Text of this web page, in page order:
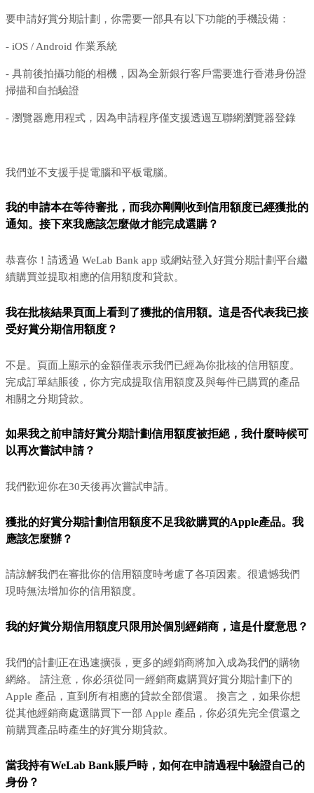
要申請好賞分期計劃，你需要一部具有以下功能的手機設備：
- iOS / Android 作業系統
- 具前後拍攝功能的相機，因為全新銀行客戶需要進行香港身份證
掃描和自拍驗證
- 瀏覽器應用程式，因為申請程序僅支援透過互聯網瀏覽器登錄
我們並不支援手提電腦和平板電腦。
我的申請本在等待審批，而我亦剛剛收到信用額度已經獲批的
通知。接下來我應該怎麼做才能完成選購？
恭喜你！請透過 WeLab Bank app 或網站登入好賞分期計劃平台繼
續購買並提取相應的信用額度和貸款。
我在批核結果頁面上看到了獲批的信用額。這是否代表我已接
受好賞分期信用額度？
不是。頁面上顯示的金額僅表示我們已經為你批核的信用額度。
完成訂單結賬後，你方完成提取信用額度及與每件已購買的產品
相關之分期貸款。
如果我之前申請好賞分期計劃信用額度被拒絕，我什麼時候可
以再次嘗試申請？
我們歡迎你在30天後再次嘗試申請。
獲批的好賞分期計劃信用額度不足我欲購買的Apple產品。我
應該怎麼辦？
請諒解我們在審批你的信用額度時考慮了各項因素。很遺憾我們
現時無法增加你的信用額度。
我的好賞分期信用額度只限用於個別經銷商，這是什麼意思？
我們的計劃正在迅速擴張，更多的經銷商將加入成為我們的購物
網絡。 請注意，你必須從同一經銷商處購買好賞分期計劃下的
Apple 產品，直到所有相應的貸款全部償還。 換言之，如果你想
從其他經銷商處選購買下一部 Apple 產品，你必須先完全償還之
前購買產品時產生的好賞分期貸款。
當我持有WeLab Bank賬戶時，如何在申請過程中驗證自己的
身份？